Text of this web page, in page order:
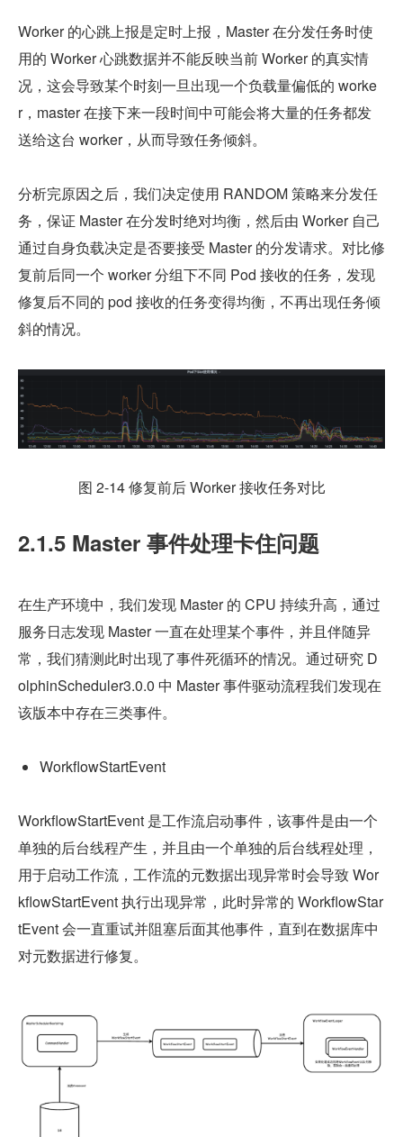
Worker 的心跳上报是定时上报，Master 在分发任务时使
用的 Worker 心跳数据并不能反映当前 Worker 的真实情
况，这会导致某个时刻一旦出现一个负载量偏低的 worke
r，master 在接下来一段时间中可能会将大量的任务都发
送给这台 worker，从而导致任务倾斜。
分析完原因之后，我们决定使用 RANDOM 策略来分发任
务，保证 Master 在分发时绝对均衡，然后由 Worker 自己
通过自身负载决定是否要接受 Master 的分发请求。对比修
复前后同一个 worker 分组下不同 Pod 接收的任务，发现
修复后不同的 pod 接收的任务变得均衡，不再出现任务倾
斜的情况。
图 2-14 修复前后 Worker 接收任务对比
2.1.5 Master 事件处理卡住问题
在生产环境中，我们发现 Master 的 CPU 持续升高，通过
服务日志发现 Master 一直在处理某个事件，并且伴随异
常，我们猜测此时出现了事件死循环的情况。通过研究 D
olphinScheduler3.0.0 中 Master 事件驱动流程我们发现在
该版本中存在三类事件。
WorkflowStartEvent
WorkflowStartEvent 是工作流启动事件，该事件是由一个
单独的后台线程产生，并且由一个单独的后台线程处理，
用于启动工作流，工作流的元数据出现异常时会导致 Wor
kflowStartEvent 执行出现异常，此时异常的 WorkflowStar
tEvent 会一直重试并阻塞后面其他事件，直到在数据库中
对元数据进行修复。